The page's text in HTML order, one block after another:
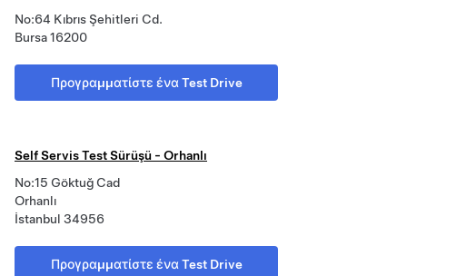
No:64 Kıbrıs Şehitleri Cd.
Bursa 16200
Προγραμματίστε ένα Test Drive
Self Servis Test Sürüşü - Orhanlı
No:15 Göktuğ Cad
Orhanlı
İstanbul 34956
Προγραμματίστε ένα Test Drive